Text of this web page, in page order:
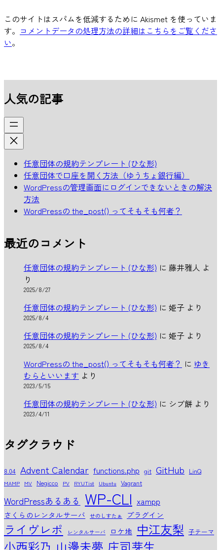
このサイトはスパムを低減するために Akismet を使っていま
す。 コメントデータの処理方法の詳細はこちらをご覧くださ
い。
人気の記事
任意団体の規約テンプレート (ひな形)
任意団体で口座を開く方法（ゆうちょ銀行編）
WordPressの管理画面にログインできないときの解決
方法
WordPressの the_post() ってそもそも何者？
最近のコメント
任意団体の規約テンプレート (ひな形) に 藤井雅人 よ
り
2025/8/27
任意団体の規約テンプレート (ひな形) に 姫子 より
2025/8/4
任意団体の規約テンプレート (ひな形) に 姫子 より
2025/8/4
WordPressの the_post() ってそもそも何者？ に ゆき
むらといいます より
2023/5/15
任意団体の規約テンプレート (ひな形) に シブ餅 より
2023/4/11
タグクラウド
8.04 Advent Calendar functions.php git GitHub LinQ
MAMP MV Negicco PV RYUTist Ubuntu Vagrant
WordPressあるある WP-CLI xampp
さくらのレンタルサーバ せのしすたぁ プラグイン
ライヴレポ レンタルサーバ ロケ地 中江友梨 子テーマ
小西彩乃 山邊未夢 庄司芽生